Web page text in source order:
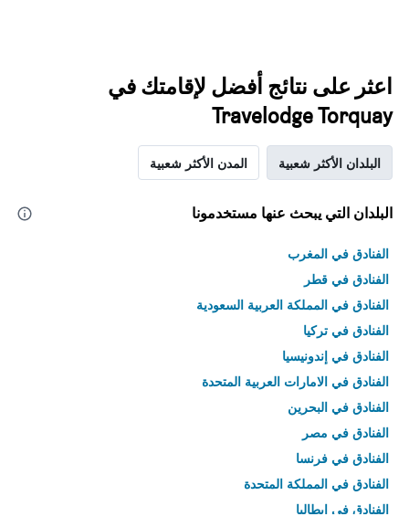
اعثر على نتائج أفضل لإقامتك في
Travelodge Torquay
البلدان الأكثر شعبية المدن الأكثر شعبية
البلدان التي يبحث عنها مستخدمونا
الفنادق في المغرب
الفنادق في قطر
الفنادق في المملكة العربية السعودية
الفنادق في تركيا
الفنادق في إندونيسيا
الفنادق في الامارات العربية المتحدة
الفنادق في البحرين
الفنادق في مصر
الفنادق في فرنسا
الفنادق في المملكة المتحدة
الفنادق في إيطاليا